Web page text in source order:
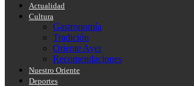
Actualidad
Cultura
Gastronomía
Tradición
Oriente Ayer
Recomendaciones
Nuestro Oriente
Deportes